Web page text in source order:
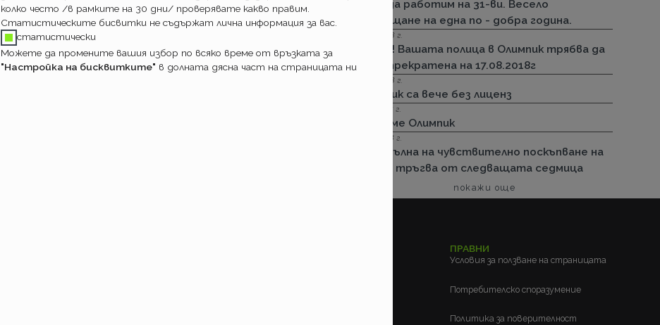
Няма да работим на 31-ви. Весело
посрещане на една по - добра година.
13.08.2018 г.
Важно! Вашата полица в Олимпик трябва да
бъде прекратена на 17.08.2018г
26.07.2018 г.
Олимпик са вече без лиценз
11.05.2018 г.
Спираме Олимпик
25.01.2018 г.
Нова вълна на чувствително поскъпване на
ГО-то тръгва от следващата седмица
покажи още
ПРАВНИ
Условия за ползване на страницата
Потребителско споразумение
Политика за поверителност
колко често /в рамките на 30 дни/ проверявате какво правим.
Статистическите бисвитки не съдържат лична информация за вас.
статистически
Можете да промените вашия избор по всяко време от връзката за
"Настройка на бисквитките" в долната дясна част на страницата ни